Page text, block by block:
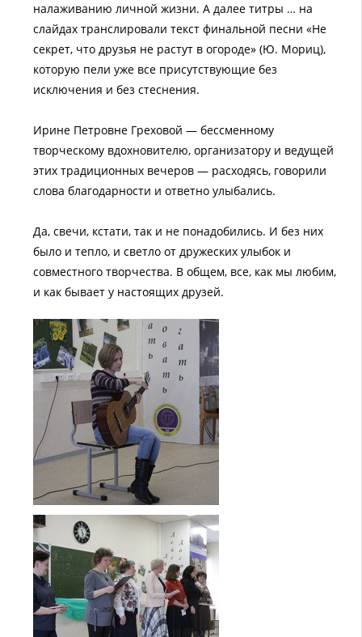
налаживанию личной жизни. А далее титры … на
слайдах транслировали текст финальной песни «Не
секрет, что друзья не растут в огороде» (Ю. Мориц),
которую пели уже все присутствующие без
исключения и без стеснения.
Ирине Петровне Греховой — бессменному
творческому вдохновителю, организатору и ведущей
этих традиционных вечеров — расходясь, говорили
слова благодарности и ответно улыбались.
Да, свечи, кстати, так и не понадобились. И без них
было и тепло, и светло от дружеских улыбок и
совместного творчества. В общем, все, как мы любим,
и как бывает у настоящих друзей.